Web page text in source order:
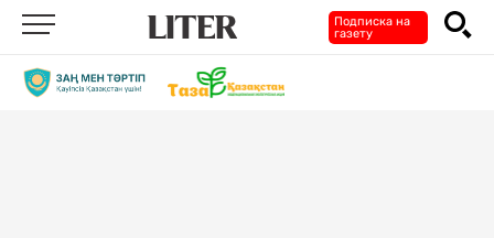
Подписка на
газету